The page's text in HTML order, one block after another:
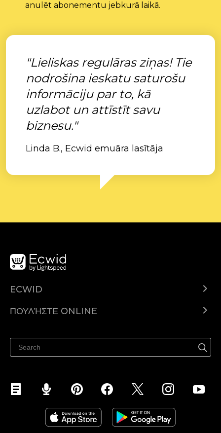
anulēt abonementu jebkurā laikā.
"Lieliskas regulāras ziņas! Tie
nodrošina ieskatu saturošu
informāciju par to, kā
uzlabot un attīstīt savu
biznesu."
Linda B., Ecwid emuāra lasītāja
ECWID
Τιμολόγηση
ΠΟΥΛΉΣΤΕ ONLINE
Πουλήστε στο Facebook
Πουλήστε στο Instagram